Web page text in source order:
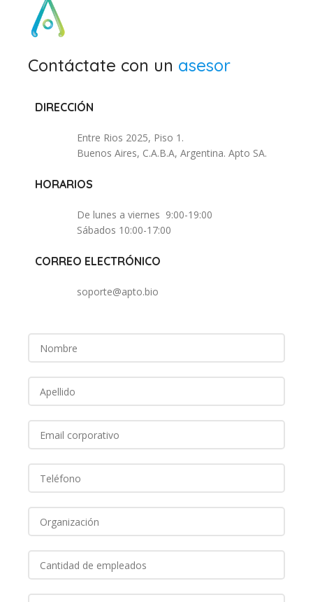
Contáctate con un asesor
DIRECCIÓN
Entre Rios 2025, Piso 1.
Buenos Aires, C.A.B.A, Argentina. Apto SA.
HORARIOS
De lunes a viernes 9:00-19:00
Sábados 10:00-17:00
CORREO ELECTRÓNICO
soporte@apto.bio